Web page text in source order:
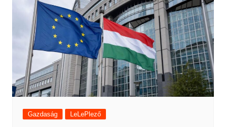
Gazdaság LeLePlező